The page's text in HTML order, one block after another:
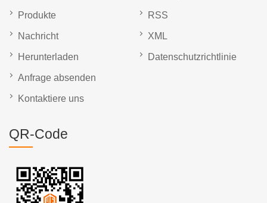
Produkte
Nachricht
Herunterladen
Anfrage absenden
Kontaktiere uns
RSS
XML
Datenschutzrichtlinie
QR-Code